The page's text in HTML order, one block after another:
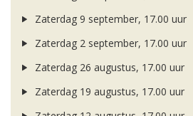
Zaterdag 9 september, 17.00 uur
Zaterdag 2 september, 17.00 uur
Zaterdag 26 augustus, 17.00 uur
Zaterdag 19 augustus, 17.00 uur